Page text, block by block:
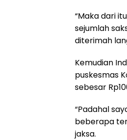
“Maka dari
sejumlah
diterimah
Kemudian
puskesmas
sebesar
“Padahal
beberapa
jaksa.